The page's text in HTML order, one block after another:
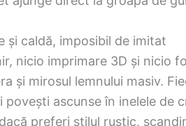
și caldă, imposibil de imitat
nicio imprimare 3D și nicio
și mirosul lemnului masiv.
povești ascunse în inelele de
preferi stilul rustic,